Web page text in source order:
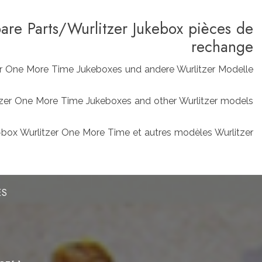
Parts/Wurlitzer Jukebox pièces de
rechange
More Time Jukeboxes und andere Wurlitzer Modelle
One More Time Jukeboxes and other Wurlitzer models
Wurlitzer One More Time et autres modèles Wurlitzer